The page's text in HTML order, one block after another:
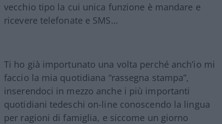
vecchio tipo la cui unica funzione è mandare e
ricevere telefonate e SMS…
Ti ho già importunato una volta perché anch’io mi
faccio la mia quotidiana “rassegna stampa”,
inserendoci in mezzo anche i più importanti
quotidiani tedeschi on-line conoscendo la lingua
per ragioni di famiglia, e siccome un giorno